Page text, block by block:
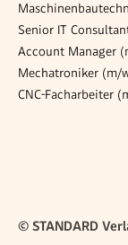
Senior IT
Account Manager
Mechatroniker (m/
CNC-Facharbeiter
© STANDARD